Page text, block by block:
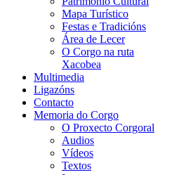
Mapa Turístico
Festas e Tradicións
Área de Lecer
O Corgo na ruta
Xacobea
Multimedia
Ligazóns
Contacto
Memoria do Corgo
O Proxecto Corgoral
Audios
Vídeos
Textos